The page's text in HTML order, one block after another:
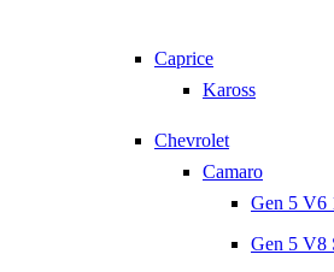
Caprice
Kaross
Chevrolet
Camaro
Gen 5 V6
Gen 5 V8